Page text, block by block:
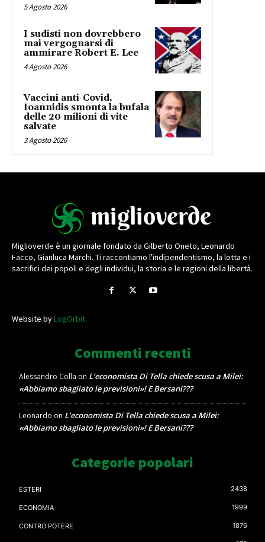
5 Agosto 2026
I sudisti non dovrebbero
mai vergognarsi di
ammirare Robert E. Lee
4 Agosto 2026
Vaccini anti-Covid,
Ioannidis smonta la bufala
delle 20 milioni di vite
salvate
3 Agosto 2026
Miglioverde è un giornale fondato da Gilberto Oneto, Leonardo
Facco, Gianluca Marchi. Ti raccontiamo l'indipendentismo, la lotta e i
sacrifici dei popoli e degli individui, la storia e le ragioni della libertà.
Website byLogOrbit
Commenti recenti
Alessandro Colla on L’economista Di Tella chiede scusa a Milei:
«Abbiamo sbagliato le previsioni»! E Bersani???
Leonardo on L’economista Di Tella chiede scusa a Milei:
«Abbiamo sbagliato le previsioni»! E Bersani???
Categorie popolari
ESTERI 2438
ECONOMIA 1999
CONTRO POTERE 1876